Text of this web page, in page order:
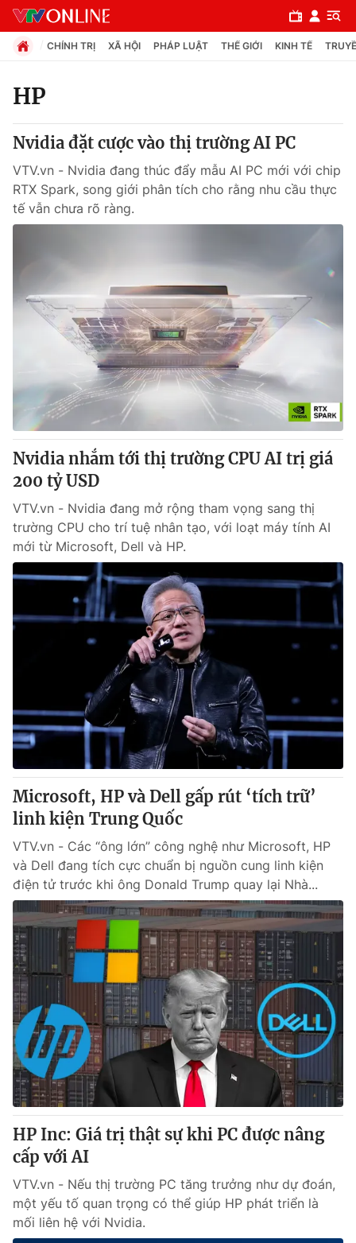
Chuyên mục
Xã hội
Y tế
Thế giới
Thế giới đó đây
Câu chuyện quốc tế
Kinh tế
Tài chính
Thị trường
Góc doanh nghiệp
Dữ liệu và đời sống
Truyền hình
Phim VTV
Hậu trường
Nhân vật
Khán giả
Giải sao mai
Giải trí
Điện ảnh
Sao
Đời sống
Chất lượng cuộc sống
Giáo dục
Học trực tuyến
Hitech Công nghệ tương lai
Sản phẩm
Thị trường
Tư vấn
Giao lưu trực tuyến
Lịch phát sóng
Chuyên mục khác
Emagazine Podcast
Photo Infographic
Video Shorts video
VTV Money VTV Thể thao
VTV Sức khoẻ Bất động sản
Thị trường 24h Tấm lòng Việt
VTV4 Vươn mình bằng AI
VTV9
Liên hệ tòa soạn English
CHÍNH TRỊ XÃ HỘI PHÁP LUẬT THẾ GIỚI KINH TẾ
HP
Nvidia đặt cược vào thị trường AI PC
VTV.vn - Nvidia đang thúc đẩy mẫu AI PC mới với chip
RTX Spark, song giới phân tích cho rằng nhu cầu thực
tế vẫn chưa rõ ràng.
Nvidia nhắm tới thị trường CPU AI trị giá
200 tỷ USD
VTV.vn - Nvidia đang mở rộng tham vọng sang thị
trường CPU cho trí tuệ nhân tạo, với loạt máy tính AI
mới từ Microsoft, Dell và HP.
Microsoft, HP và Dell gấp rút ‘tích trữ’
linh kiện Trung Quốc
VTV.vn - Các “ông lớn” công nghệ như Microsoft, HP
và Dell đang tích cực chuẩn bị nguồn cung linh kiện
điện tử trước khi ông Donald Trump quay lại Nhà...
HP Inc: Giá trị thật sự khi PC được nâng
cấp với AI
VTV.vn - Nếu thị trường PC tăng trưởng như dự đoán,
một yếu tố quan trọng có thể giúp HP phát triển là
mối liên hệ với Nvidia.